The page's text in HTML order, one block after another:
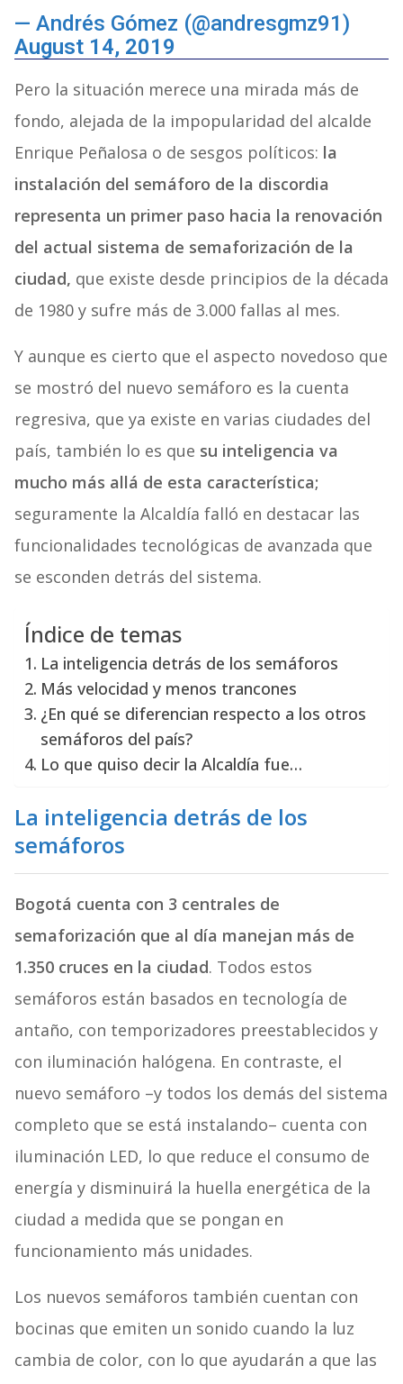
— Andrés Gómez (@andresgmz91)
August 14, 2019
Pero la situación merece una mirada más de
fondo, alejada de la impopularidad del alcalde
Enrique Peñalosa o de sesgos políticos: la
instalación del semáforo de la discordia
representa un primer paso hacia la renovación
del actual sistema de semaforización de la
ciudad, que existe desde principios de la década
de 1980 y sufre más de 3.000 fallas al mes.
Y aunque es cierto que el aspecto novedoso que
se mostró del nuevo semáforo es la cuenta
regresiva, que ya existe en varias ciudades del
país, también lo es que su inteligencia va
mucho más allá de esta característica;
seguramente la Alcaldía falló en destacar las
funcionalidades tecnológicas de avanzada que
se esconden detrás del sistema.
Índice de temas
La inteligencia detrás de los semáforos
Más velocidad y menos trancones
¿En qué se diferencian respecto a los otros
semáforos del país?
Lo que quiso decir la Alcaldía fue…
La inteligencia detrás de los
semáforos
Bogotá cuenta con 3 centrales de
semaforización que al día manejan más de
1.350 cruces en la ciudad. Todos estos
semáforos están basados en tecnología de
antaño, con temporizadores preestablecidos y
con iluminación halógena. En contraste, el
nuevo semáforo –y todos los demás del sistema
completo que se está instalando– cuenta con
iluminación LED, lo que reduce el consumo de
energía y disminuirá la huella energética de la
ciudad a medida que se pongan en
funcionamiento más unidades.
Los nuevos semáforos también cuentan con
bocinas que emiten un sonido cuando la luz
cambia de color, con lo que ayudarán a que las